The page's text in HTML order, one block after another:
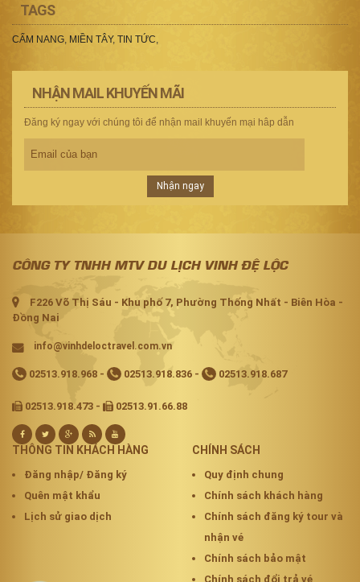
TAGS
CẨM NANG, MIỀN TÂY, TIN TỨC,
NHẬN MAIL KHUYẾN MÃI
Đăng ký ngay với chúng tôi để nhận mail khuyến mại hâp dẫn
Nhận ngay
CÔNG TY TNHH MTV DU LỊCH VINH ĐỆ LỘC
F226 Võ Thị Sáu - Khu phố 7, Phường Thống Nhất - Biên Hòa -
Đồng Nai
info@vinhdeloctravel.com.vn
02513.918.968 - 02513.918.836 - 02513.918.687
02513.918.473 - 02513.91.66.88
THÔNG TIN KHÁCH HÀNG
Đăng nhập/ Đăng ký
Quên mật khẩu
Lịch sử giao dịch
CHÍNH SÁCH
Quy định chung
Chính sách khách hàng
Chính sách đăng ký tour và
nhận vé
Chính sách bảo mật
Chính sách đổi trả vé